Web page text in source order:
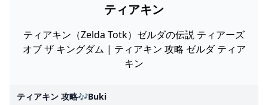
ティアキン
ティアキン（Zelda Totk）ゼルダの伝説 ティアーズ
オブ ザ キングダム | ティアキン 攻略 ゼルダ ティア
キン
ティアキン 攻略🎶buki